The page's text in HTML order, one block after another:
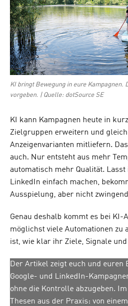
KI bringt Bewegung in eure Kampagnen.
vorgeben. | Quelle: dotSource SE
KI kann Kampagnen heute in
Zielgruppen erweitern und
Anzeigenvarianten mitliefern.
auch. Nur entsteht aus mehr
automatisch mehr Qualität. Lasst
LinkedIn einfach machen,
Ausspielung, aber nicht
Genau deshalb kommt es bei KI-
möglichst viele Automationen zu
ist, wie klar ihr Ziele, Signale und
Der Artikel zeigt euch und euren
Google- und LinkedIn-
ohne die Kontrolle abzugeben.
Thesen aus der Praxis: von